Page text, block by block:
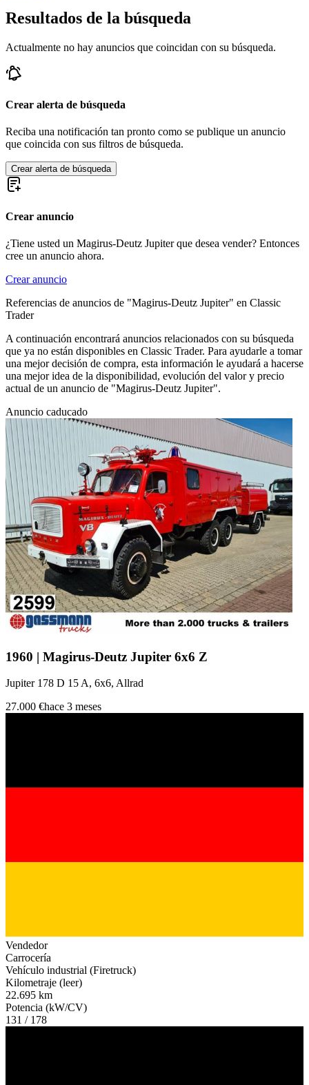
Resultados de la búsqueda
Actualmente no hay anuncios que coincidan con su búsqueda.
Crear alerta de búsqueda
Reciba una notificación tan pronto como se publique un anuncio
que coincida con sus filtros de búsqueda.
Crear alerta de búsqueda
Crear anuncio
¿Tiene usted un Magirus-Deutz Jupiter que desea vender? Entonces
cree un anuncio ahora.
Crear anuncio
Referencias de anuncios de "Magirus-Deutz Jupiter" en Classic
Trader
A continuación encontrará anuncios relacionados con su búsqueda
que ya no están disponibles en Classic Trader. Para ayudarle a tomar
una mejor decisión de compra, esta información le ayudará a hacerse
una mejor idea de la disponibilidad, evolución del valor y precio
actual de un anuncio de "Magirus-Deutz Jupiter".
Anuncio caducado
1960 | Magirus-Deutz Jupiter 6x6 Z
Jupiter 178 D 15 A, 6x6, Allrad
27.000 €hace 3 meses
Vendedor
Carrocería
Vehículo industrial (Firetruck)
Kilometraje (leer)
22.695 km
Potencia (kW/CV)
131 / 178